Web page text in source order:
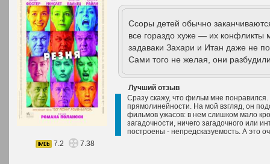
Ссоры детей обычно
все гораздо хуже — их конфликты
задаваки Захари и Итан даже не
Сами того не желая, они
Лучший отзыв
Сразу скажу, что фильм мне
прямолинейности. На мой взгляд, он
фильмов ужасов: в нем слишком мало
загадочности, ничего загадочного или
построены - непредсказуемость. А это
7.2
7.38